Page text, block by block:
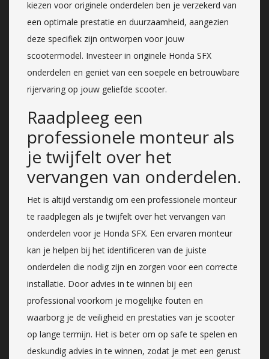
kiezen voor originele onderdelen ben je verzekerd van
een optimale prestatie en duurzaamheid, aangezien
deze specifiek zijn ontworpen voor jouw
scootermodel. Investeer in originele Honda SFX
onderdelen en geniet van een soepele en betrouwbare
rijervaring op jouw geliefde scooter.
Raadpleeg een
professionele monteur als
je twijfelt over het
vervangen van onderdelen.
Het is altijd verstandig om een professionele monteur
te raadplegen als je twijfelt over het vervangen van
onderdelen voor je Honda SFX. Een ervaren monteur
kan je helpen bij het identificeren van de juiste
onderdelen die nodig zijn en zorgen voor een correcte
installatie. Door advies in te winnen bij een
professional voorkom je mogelijke fouten en
waarborg je de veiligheid en prestaties van je scooter
op lange termijn. Het is beter om op safe te spelen en
deskundig advies in te winnen, zodat je met een gerust